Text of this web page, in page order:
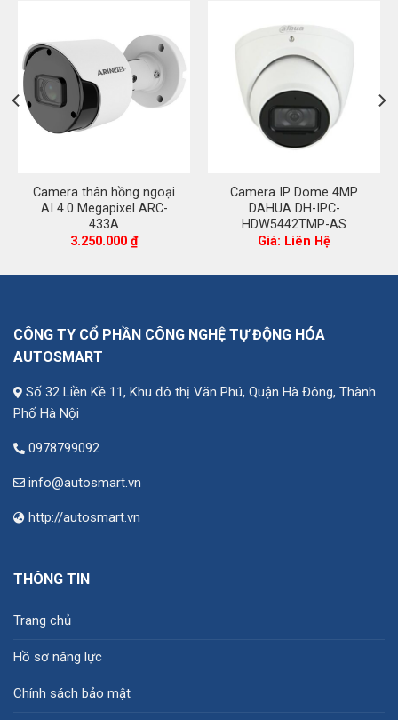
Camera thân hồng ngoại
AI 4.0 Megapixel ARC-
433A
3.250.000 ₫
Camera IP Dome 4MP
DAHUA DH-IPC-
HDW5442TMP-AS
Giá: Liên Hệ
CÔNG TY CỔ PHẦN CÔNG NGHỆ TỰ ĐỘNG HÓA
AUTOSMART
Số 32 Liền Kề 11, Khu đô thị Văn Phú, Quận Hà Đông, Thành
Phố Hà Nội
0978799092
info@autosmart.vn
http://autosmart.vn
THÔNG TIN
Trang chủ
Hồ sơ năng lực
Chính sách bảo mật